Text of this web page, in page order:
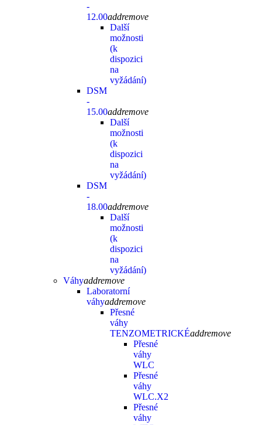
-
12.00addremove
Další
možnosti
(k
dispozici
na
vyžádání)
DSM
-
15.00addremove
Další
možnosti
(k
dispozici
na
vyžádání)
DSM
-
18.00addremove
Další
možnosti
(k
dispozici
na
vyžádání)
Váhyaddremove
Laboratorní
váhyaddremove
Přesné
váhy
TENZOMETRICKÉaddremove
Přesné
váhy
WLC
Přesné
váhy
WLC.X2
Přesné
váhy